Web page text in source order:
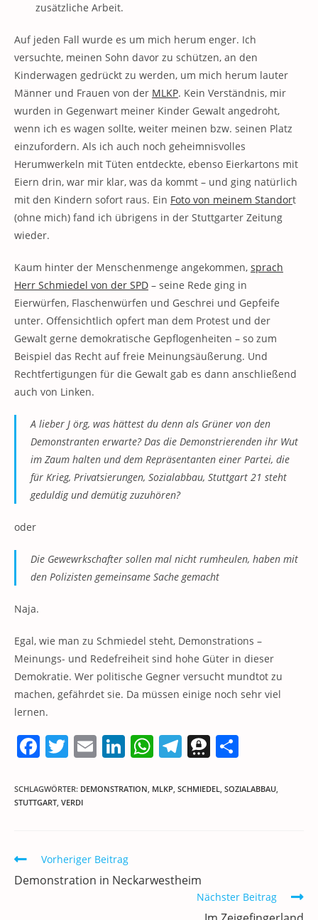
zusätzliche Arbeit.
Auf jeden Fall wurde es um mich herum enger. Ich
versuchte, meinen Sohn davor zu schützen, an den
Kinderwagen gedrückt zu werden, um mich herum lauter
Männer und Frauen von der MLKP. Kein Verständnis, mir
wurden in Gegenwart meiner Kinder Gewalt angedroht,
wenn ich es wagen sollte, weiter meinen bzw. seinen Platz
einzufordern. Als ich auch noch geheimnisvolles
Herumwerkeln mit Tüten entdeckte, ebenso Eierkartons mit
Eiern drin, war mir klar, was da kommt – und ging natürlich
mit den Kindern sofort raus. Ein Foto von meinem Standort
(ohne mich) fand ich übrigens in der Stuttgarter Zeitung
wieder.
Kaum hinter der Menschenmenge angekommen, sprach
Herr Schmiedel von der SPD – seine Rede ging in
Eierwürfen, Flaschenwürfen und Geschrei und Gepfeife
unter. Offensichtlich opfert man dem Protest und der
Gewalt gerne demokratische Gepflogenheiten – so zum
Beispiel das Recht auf freie Meinungsäußerung. Und
Rechtfertigungen für die Gewalt gab es dann anschließend
auch von Linken.
A lieber J örg, was hättest du denn als Grüner von den
Demonstranten erwarte? Das die Demonstrierenden ihr Wut
im Zaum halten und dem Repräsentanten einer Partei, die
für Krieg, Privatsierungen, Sozialabbau, Stuttgart 21 steht
geduldig und demütig zuzuhören?
oder
Die Gewewrkschafter sollen mal nicht rumheulen, haben mit
den Polizisten gemeinsame Sache gemacht
Naja.
Egal, wie man zu Schmiedel steht, Demonstrations –
Meinungs- und Redefreiheit sind hohe Güter in dieser
Demokratie. Wer politische Gegner versucht mundtot zu
machen, gefährdet sie. Da müssen einige noch sehr viel
lernen.
F
c
e
o
o
T
itt
er
E
ai
Li
k
n
W
at
p
T
e
T
re le
SCHLAGWÖRTER: DEMONSTRATION, MLKP, SCHMIEDEL, SOZIALABBAU,
STUTTGART, VERDI
Weitere
ansehen
Vorheriger Beitrag
Demonstration in Neckarwestheim
Nächster Beitrag